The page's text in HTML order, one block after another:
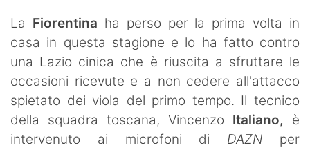
SHOP LAZIO
Contatti
La Fiorentina ha perso per la prima volta in
casa in questa stagione e lo ha fatto contro
una Lazio cinica che è riuscita a sfruttare le
occasioni ricevute e a non cedere all'attacco
spietato dei viola del primo tempo. Il tecnico
della squadra toscana, Vincenzo Italiano, è
intervenuto ai microfoni di DAZN per